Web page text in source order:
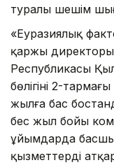
туралы шешім
«Еуразиялық
қаржы
Республикасы
бөлігінің 2-
жылға бас
бес жыл бойы
ұйымдарда
қызметтерді